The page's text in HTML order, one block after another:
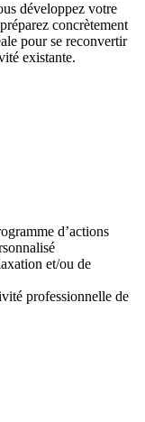
développez votre
concrètement
pour se reconvertir
existante.
d’actions
et/ou de
professionnelle de